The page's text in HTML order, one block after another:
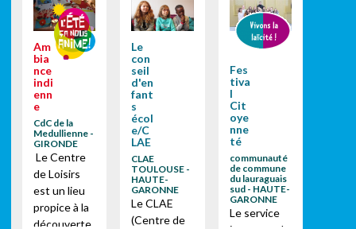
Am
bia
nce
indi
enn
e
CdC de la
Medullienne -
GIRONDE
Le Centre
de Loisirs
est un lieu
propice à la
découverte
Le
con
seil
d'en
fant
s
écol
e/C
LAE
CLAE
TOULOUSE -
HAUTE-
GARONNE
Le CLAE
(Centre de
Fes
tiva
l
Cit
oye
nne
té
communauté
de commune
du lauraguais
sud - HAUTE-
GARONNE
Le service